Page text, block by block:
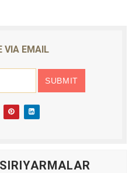
VIA EMAIL